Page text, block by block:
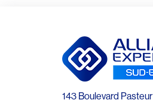
143 Boulevard Pasteur